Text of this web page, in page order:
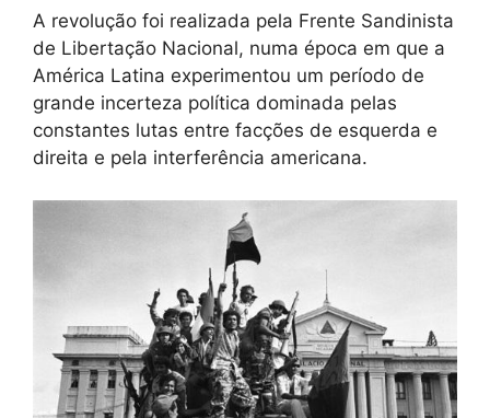
A revolução foi realizada pela Frente Sandinista
de Libertação Nacional, numa época em que a
América Latina experimentou um período de
grande incerteza política dominada pelas
constantes lutas entre facções de esquerda e
direita e pela interferência americana.